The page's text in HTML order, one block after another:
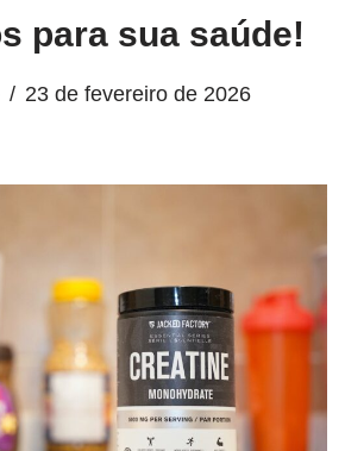
para sua saúde!
23 de fevereiro de 2026